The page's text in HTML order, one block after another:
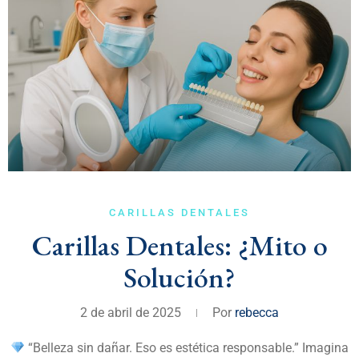
CARILLAS DENTALES
Carillas Dentales: ¿Mito o
Solución?
2 de abril de 2025 Por rebecca
“Belleza sin dañar. Eso es estética responsable.” Imagina